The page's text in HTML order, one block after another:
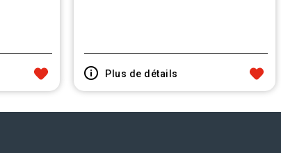
Plus de détails